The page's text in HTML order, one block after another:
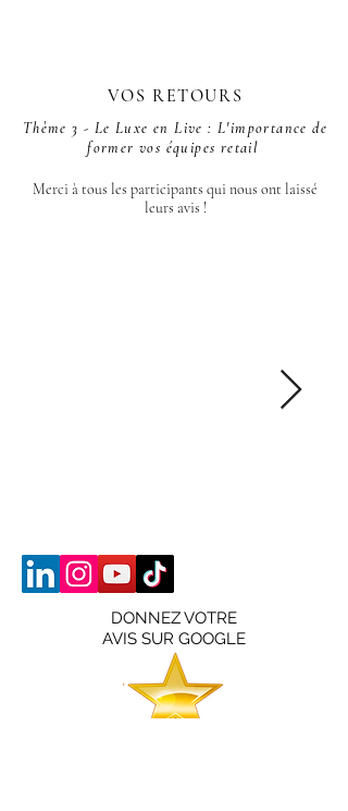
VOS RETOURS
Thème 3 - Le Luxe en Live : L'importance de
former vos équipes retail
Merci à tous les participants qui nous ont laissé
leurs avis !
DONNEZ VOTRE
AVIS SUR GOOGLE